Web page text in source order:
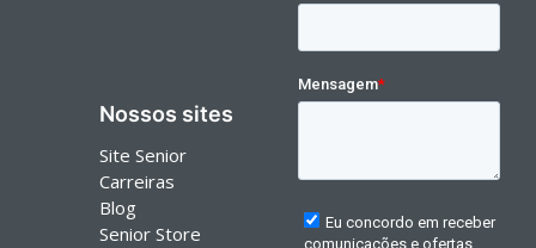
Nossos sites
Site Senior
Carreiras
Blog
Senior Store